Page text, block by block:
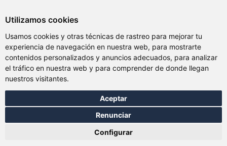
Utilizamos cookies
Usamos cookies y otras técnicas de rastreo para mejorar tu
experiencia de navegación en nuestra web, para mostrarte
contenidos personalizados y anuncios adecuados, para analizar
el tráfico en nuestra web y para comprender de donde llegan
nuestros visitantes.
Aceptar
Renunciar
Configurar